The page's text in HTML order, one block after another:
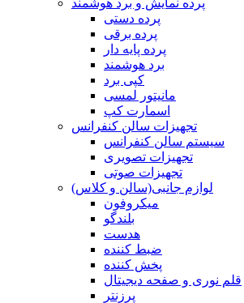
پرده نمایش و برد هوشمند
پرده دستی
پرده برقی
پرده پایه دار
برد هوشمند
کپی برد
مانیتور لمسی
اسمارت کپ
تجهیزات سالن کنفرانس
سیستم سالن کنفرانس
تجهیزات تصویری
تجهیزات صوتی
لوازم جانبی(سالن و کلاس)
میکروفون
بلندگو
هدست
ضبط کننده
پخش کننده
قلم نوری و صفحه دیجیتال
پرزنتر